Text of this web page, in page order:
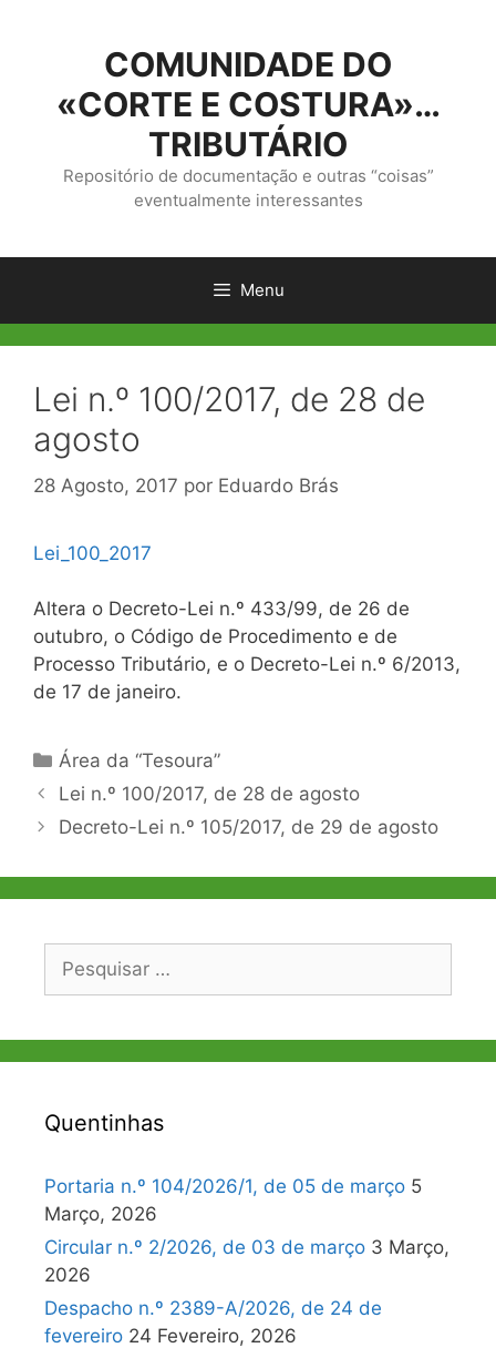
conteúdo
COMUNIDADE DO
«CORTE E COSTURA»…
TRIBUTÁRIO
Repositório de documentação e outras “coisas”
eventualmente interessantes
Menu
Lei n.º 100/2017, de 28 de
agosto
28 Agosto, 2017 por Eduardo Brás
Lei_100_2017
Altera o Decreto-Lei n.º 433/99, de 26 de
outubro, o Código de Procedimento e de
Processo Tributário, e o Decreto-Lei n.º 6/2013,
de 17 de janeiro.
Categorias
Área da “Tesoura”
Navegação
de
Lei n.º 100/2017, de 28 de agosto
Decreto-Lei n.º 105/2017, de 29 de agosto
Pesquisar
Quentinhas
Portaria n.º 104/2026/1, de 05 de março 5
Março, 2026
Circular n.º 2/2026, de 03 de março 3 Março,
2026
Despacho n.º 2389-A/2026, de 24 de
fevereiro 24 Fevereiro, 2026